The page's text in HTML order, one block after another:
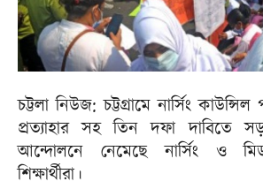
চট্টলা নিউজ: চট্টগ্রামে নার্সিং কাউন্সিল
প্রত্যাহার সহ তিন দফা দাবিতে
আন্দোলনে নেমেছে নার্সিং ও
শিক্ষার্থীরা।